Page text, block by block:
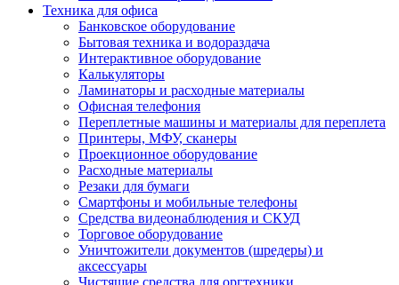
Техника для офиса
Банковское оборудование
Бытовая техника и водораздача
Интерактивное оборудование
Калькуляторы
Ламинаторы и расходные материалы
Офисная телефония
Переплетные машины и материалы для переплета
Принтеры, МФУ, сканеры
Проекционное оборудование
Расходные материалы
Резаки для бумаги
Смартфоны и мобильные телефоны
Средства видеонаблюдения и СКУД
Торговое оборудование
Уничтожители документов (шредеры) и
аксессуары
Чистящие средства для оргтехники